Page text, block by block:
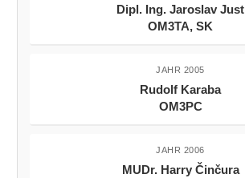
Dipl. Ing. Jaroslav Just
OM3TA, SK
JAHR 2005
Rudolf Karaba
OM3PC
JAHR 2006
MUDr. Harry Činčura